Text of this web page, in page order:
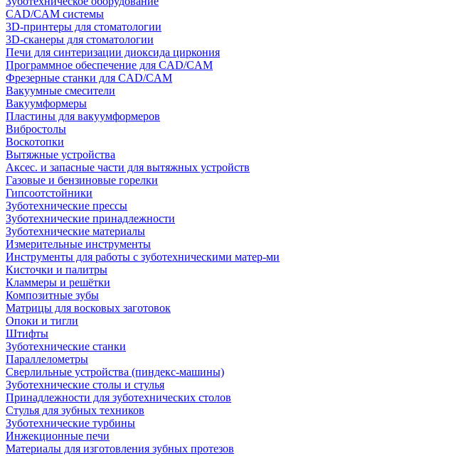
CAD/CAM системы
3D-принтеры для стоматологии
3D-сканеры для стоматологии
Печи для синтеризации диоксида циркония
Программное обеспечение для CAD/CAM
Фрезерные станки для CAD/CAM
Вакуумные смесители
Вакуумформеры
Пластины для вакуумформеров
Вибростолы
Воскотопки
Вытяжные устройства
Аксес. и запасные части для вытяжных устройств
Газовые и бензиновые горелки
Гипсоотстойники
Зуботехнические прессы
Зуботехнические принадлежности
Зуботехнические материалы
Измерительные инструменты
Инструменты для работы с зуботехническими матер-ми
Кисточки и палитры
Кламмеры и решётки
Композитные зубы
Матрицы для восковых заготовок
Опоки и тигли
Штифты
Зуботехнические станки
Параллелометры
Сверлильные устройства (пиндекс-машины)
Зуботехнические столы и стулья
Принадлежности для зуботехнических столов
Стулья для зубных техников
Зуботехнические турбины
Инжекционные печи
Материалы для изготовления зубных протезов